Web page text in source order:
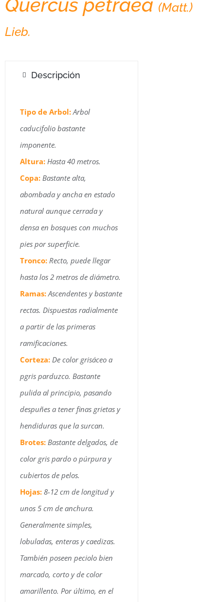
Quercus petraea (Matt.)
Lieb.
Descripción
Tipo de Arbol: Arbol
caducifolio bastante
imponente.
Altura: Hasta 40 metros.
Copa: Bastante alta,
abombada y ancha en estado
natural aunque cerrada y
densa en bosques con muchos
pies por superficie.
Tronco: Recto, puede llegar
hasta los 2 metros de diámetro.
Ramas:Ascendentes y bastante
rectas. Dispuestas radialmente
a partir de las primeras
ramificaciones.
Corteza: De color grisáceo a
pgris parduzco. Bastante
pulida al principio, pasando
despuñes a tener finas grietas y
hendiduras que la surcan.
Brotes: Bastante delgados, de
color gris pardo o púrpura y
cubiertos de pelos.
Hojas: 8-12 cm de longitud y
unos 5 cm de anchura.
Generalmente simples,
lobuladas, enteras y caedizas.
También poseen peciolo bien
marcado, corto y de color
amarillento. Por último, en el